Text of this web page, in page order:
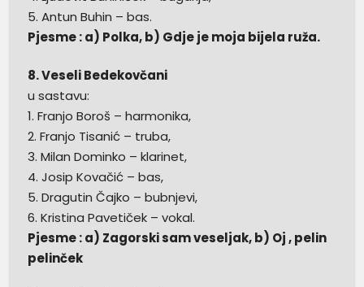
5. Antun Buhin – bas.
Pjesme : a) Polka, b) Gdje je moja bijela ruža.
8. Veseli Bedekovčani
u sastavu:
1. Franjo Boroš – harmonika,
2. Franjo Tisanić – truba,
3. Milan Dominko – klarinet,
4. Josip Kovačić – bas,
5. Dragutin Čajko – bubnjevi,
6. Kristina Pavetiček – vokal.
Pjesme : a) Zagorski sam veseljak, b) Oj , pelin
pelinček